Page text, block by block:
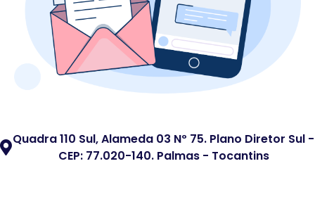
Quadra 110 Sul, Alameda 03 Nº 75. Plano Diretor Sul -
CEP: 77.020-140. Palmas - Tocantins